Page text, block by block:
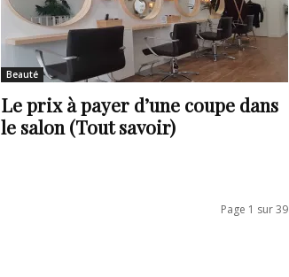
Beauté
Le prix à payer d’une coupe dans
le salon (Tout savoir)
Page 1 sur 39